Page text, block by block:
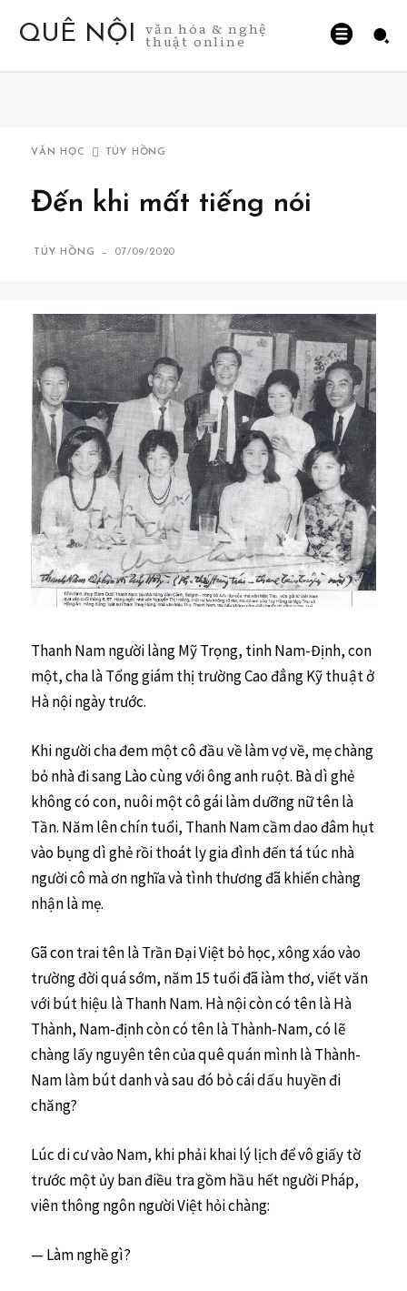
QUÊ NỘI văn hóa & nghệ
thuật online
VĂN HỌC TÚY HỒNG
Đến khi mất tiếng nói
TÚY HỒNG - 07/09/2020
Thanh Nam người làng Mỹ Trọng, tinh Nam-Định, con
một, cha là Tổng giám thị trường Cao đẳng Kỹ thuật ở
Hà nội ngày trước.
Khi người cha đem một cô đầu về làm vợ về, mẹ chàng
bỏ nhà đi sang Lào cùng với ông anh ruột. Bà dì ghẻ
không có con, nuôi một cô gái làm dưỡng nữ tên là
Tần. Năm lên chín tuổi, Thanh Nam cầm dao đâm hụt
vào bụng dì ghẻ rồi thoát ly gia đình đến tá túc nhà
người cô mà ơn nghĩa và tình thương đã khiến chàng
nhận là mẹ.
Gã con trai tên là Trần Đại Việt bỏ học, xông xáo vào
trường đời quá sớm, năm 15 tuổi đã ỉàm thơ, viết văn
với bút hiệu là Thanh Nam. Hà nội còn có tên là Hà
Thành, Nam-định còn có tên là Thành-Nam, có lẽ
chàng lấy nguyên tên của quê quán mình là Thành-
Nam làm bút danh và sau đó bỏ cái dấu huyền đi
chăng?
Lúc di cư vào Nam, khi phải khai lý lịch để vô giấy tờ
trước một ủy ban điều tra gồm hầu hết người Pháp,
viên thông ngôn người Việt hỏi chàng:
— Làm nghề gì?